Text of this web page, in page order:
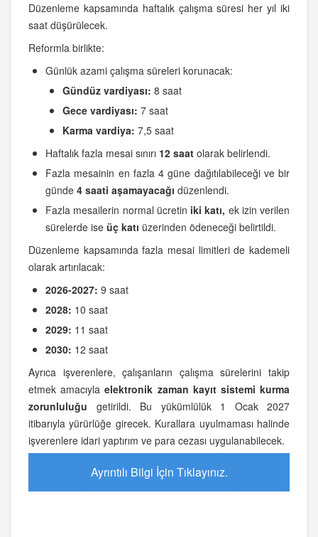
Düzenleme kapsamında haftalık çalışma süresi her yıl iki
saat düşürülecek.
Reformla birlikte:
Günlük azami çalışma süreleri korunacak:
Gündüz vardiyası: 8 saat
Gece vardiyası: 7 saat
Karma vardiya: 7,5 saat
Haftalık fazla mesai sınırı 12 saat olarak belirlendi.
Fazla mesainin en fazla 4 güne dağıtılabileceği ve bir
günde 4 saati aşamayacağı düzenlendi.
Fazla mesailerin normal ücretin iki katı, ek izin verilen
sürelerde ise üç katı üzerinden ödeneceği belirtildi.
Düzenleme kapsamında fazla mesai limitleri de kademeli
olarak artırılacak:
2026-2027: 9 saat
2028: 10 saat
2029: 11 saat
2030: 12 saat
Ayrıca işverenlere, çalışanların çalışma sürelerini takip
etmek amacıylaelektronik zaman kayıt sistemi kurma
zorunluluğu getirildi. Bu yükümlülük 1 Ocak 2027
itibarıyla yürürlüğe girecek. Kurallara uyulmaması halinde
işverenlere idari yaptırım ve para cezası uygulanabilecek.
Ayrıntılı Bilgi İçin Tıklayınız.